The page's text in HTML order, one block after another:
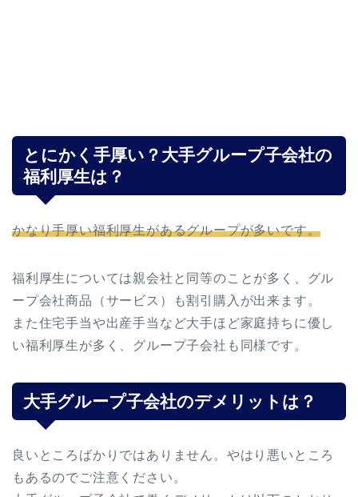
とにかく手厚い？大手グループ子会社の
福利厚生は？
かなり手厚い福利厚生があるグループが多いです。
福利厚生については親会社と同等のことが多く、グル
ープ会社商品（サービス）も割引購入が出来ます。
また住宅手当や出産手当など大手ほど家庭持ちに優し
い福利厚生が多く、グループ子会社も同様です。
大手グループ子会社のデメリットは？
良いところばかりではありません。やはり悪いところ
もあるのでご注意ください。